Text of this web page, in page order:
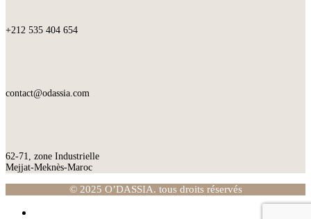
+212 535 404 654
contact@odassia.com
62-71, zone Industrielle
Mejjat-Meknès-Maroc
© 2025 O’DASSIA. tous droits réservés